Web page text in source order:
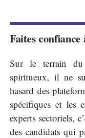
Faites
Sur le terrain du
spiritueux, il ne
hasard des
spécifiques et les
experts sectoriels,
des candidats qui